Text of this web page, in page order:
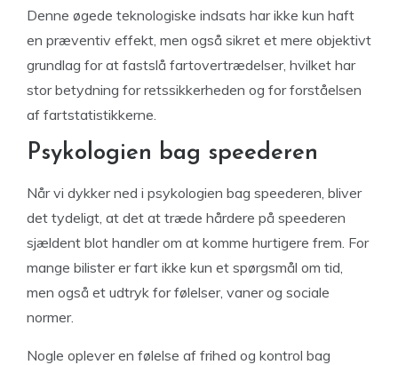
Denne øgede teknologiske indsats har ikke kun haft
en præventiv effekt, men også sikret et mere objektivt
grundlag for at fastslå fartovertrædelser, hvilket har
stor betydning for retssikkerheden og for forståelsen
af fartstatistikkerne.
Psykologien bag speederen
Når vi dykker ned i psykologien bag speederen, bliver
det tydeligt, at det at træde hårdere på speederen
sjældent blot handler om at komme hurtigere frem. For
mange bilister er fart ikke kun et spørgsmål om tid,
men også et udtryk for følelser, vaner og sociale
normer.
Nogle oplever en følelse af frihed og kontrol bag